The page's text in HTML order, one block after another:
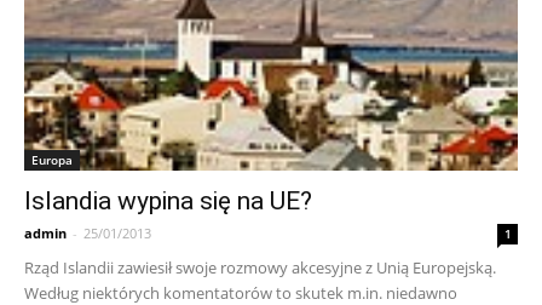
Europa
Islandia wypina się na UE?
admin - 25/01/2013 1
Rząd Islandii zawiesił swoje rozmowy akcesyjne z Unią Europejską.
Według niektórych komentatorów to skutek m.in. niedawno